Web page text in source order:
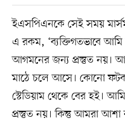
ইএসপিএনকে সেই সময়
এ রকম, ‘ব্যক্তিগতভাবে
আগমনের জন্য প্রস্তুত নয়।
মাঠে চলে আসে। কোনো ফটক
স্টেডিয়াম থেকে বের হই।
প্রস্তুত নয়। কিন্তু আমরা